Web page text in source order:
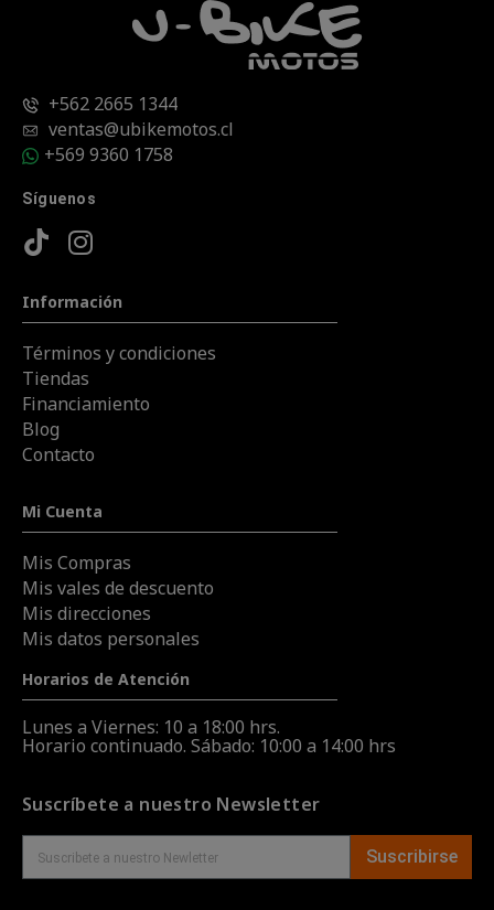
+562 2665 1344
ventas@ubikemotos.cl
+569 9360 1758
Síguenos
Información
Términos y condiciones
Tiendas
Financiamiento
Blog
Contacto
Mi Cuenta
Mis Compras
Mis vales de descuento
Mis direcciones
Mis datos personales
Horarios de Atención
Lunes a Viernes: 10 a 18:00 hrs.
Horario continuado. Sábado: 10:00 a 14:00 hrs
Suscríbete a nuestro Newsletter
Suscribirse